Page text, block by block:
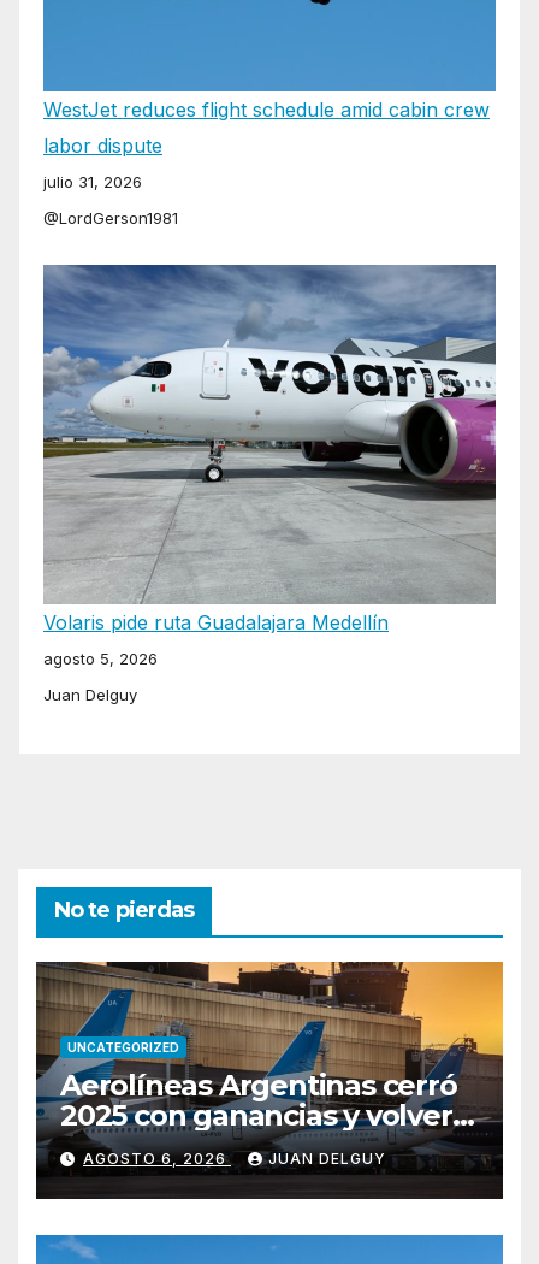
WestJet reduces flight schedule amid cabin crew
labor dispute
julio 31, 2026
@LordGerson1981
Volaris pide ruta Guadalajara Medellín
agosto 5, 2026
Juan Delguy
No te pierdas
UNCATEGORIZED
Aerolíneas Argentinas cerró
2025 con ganancias y volverá
a pagar impuesto a las
ganancias
AGOSTO 6, 2026 JUAN DELGUY